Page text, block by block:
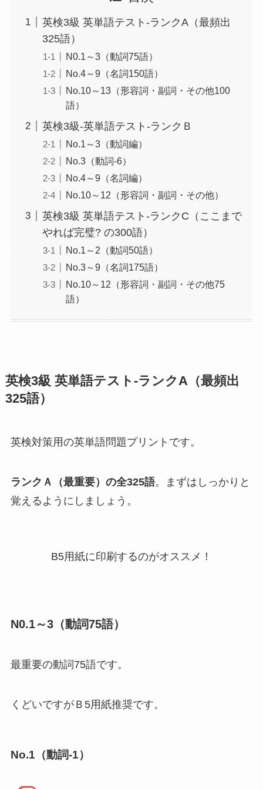
英検3級 英単語テスト-ランクA（最頻出
325語）
N0.1～3（動詞75語）
No.4～9（名詞150語）
No.10～13（形容詞・副詞・その他100
語）
英検3級-英単語テスト-ランクＢ
No.1～3（動詞編）
No.3（動詞-6）
No.4～9（名詞編）
No.10～12（形容詞・副詞・その他）
英検3級 英単語テスト-ランクC（ここまで
やれば完璧? の300語）
No.1～2（動詞50語）
No.3～9（名詞175語）
No.10～12（形容詞・副詞・その他75
語）
英検3級 英単語テスト-ランクA（最頻出
325語）
英検対策用の英単語問題プリントです。
ランクＡ（最重要）の全325語。まずはしっかりと
覚えるようにしましょう。
B5用紙に印刷するのがオススメ！
N0.1～3（動詞75語）
最重要の動詞75語です。
くどいですがＢ5用紙推奨です。
No.1（動詞-1）